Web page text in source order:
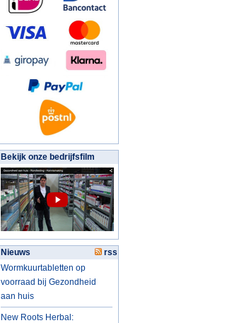
Bekijk onze bedrijfsfilm
Nieuws
rss
Wormkuurtabletten op
voorraad bij Gezondheid
aan huis
New Roots Herbal: